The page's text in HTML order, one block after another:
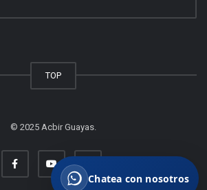
Escríbenos tu consulta.
Chatea con nosotros
TOP
© 2025 Acbir Guayas.